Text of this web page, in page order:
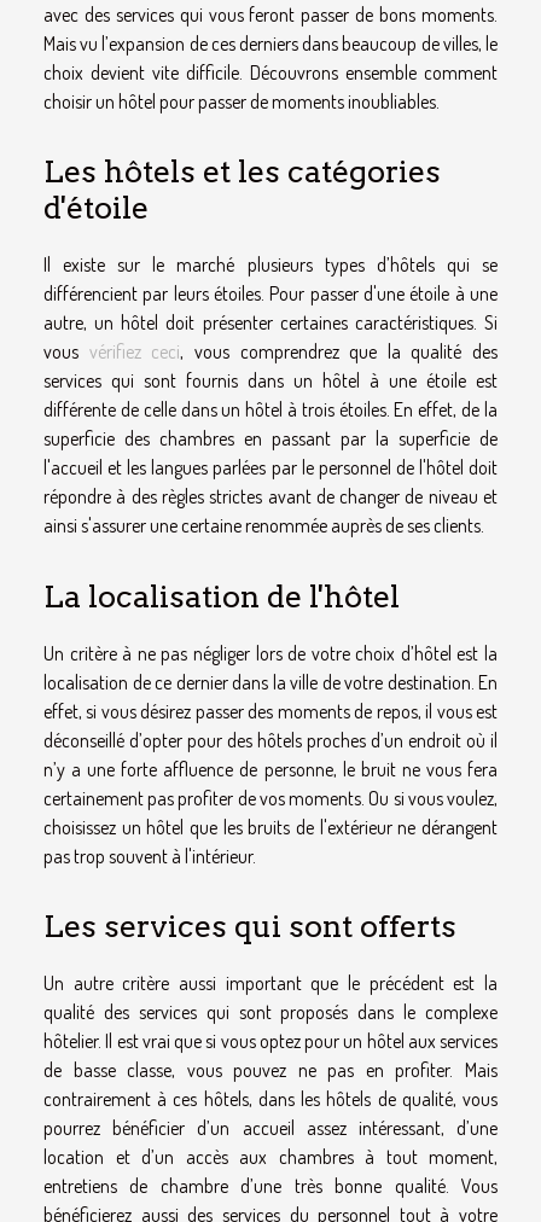
avec des services qui vous feront passer de bons moments.
Mais vu l’expansion de ces derniers dans beaucoup de villes, le
choix devient vite difficile. Découvrons ensemble comment
choisir un hôtel pour passer de moments inoubliables.
Les hôtels et les catégories
d'étoile
Il existe sur le marché plusieurs types d’hôtels qui se
différencient par leurs étoiles. Pour passer d'une étoile à une
autre, un hôtel doit présenter certaines caractéristiques. Si
vous vérifiez ceci, vous comprendrez que la qualité des
services qui sont fournis dans un hôtel à une étoile est
différente de celle dans un hôtel à trois étoiles. En effet, de la
superficie des chambres en passant par la superficie de
l'accueil et les langues parlées par le personnel de l'hôtel doit
répondre à des règles strictes avant de changer de niveau et
ainsi s'assurer une certaine renommée auprès de ses clients.
La localisation de l'hôtel
Un critère à ne pas négliger lors de votre choix d’hôtel est la
localisation de ce dernier dans la ville de votre destination. En
effet, si vous désirez passer des moments de repos, il vous est
déconseillé d’opter pour des hôtels proches d’un endroit où il
n’y a une forte affluence de personne, le bruit ne vous fera
certainement pas profiter de vos moments. Ou si vous voulez,
choisissez un hôtel que les bruits de l'extérieur ne dérangent
pas trop souvent à l'intérieur.
Les services qui sont offerts
Un autre critère aussi important que le précédent est la
qualité des services qui sont proposés dans le complexe
hôtelier. Il est vrai que si vous optez pour un hôtel aux services
de basse classe, vous pouvez ne pas en profiter. Mais
contrairement à ces hôtels, dans les hôtels de qualité, vous
pourrez bénéficier d’un accueil assez intéressant, d’une
location et d’un accès aux chambres à tout moment,
entretiens de chambre d’une très bonne qualité. Vous
bénéficierez aussi des services du personnel tout à votre